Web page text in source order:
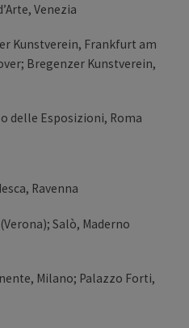
Venezia
Kunstverein, Frankfurt am
Bregenzer Kunstverein,
delle Esposizioni, Roma
Ravenna
Salò, Maderno
Milano; Palazzo Forti,